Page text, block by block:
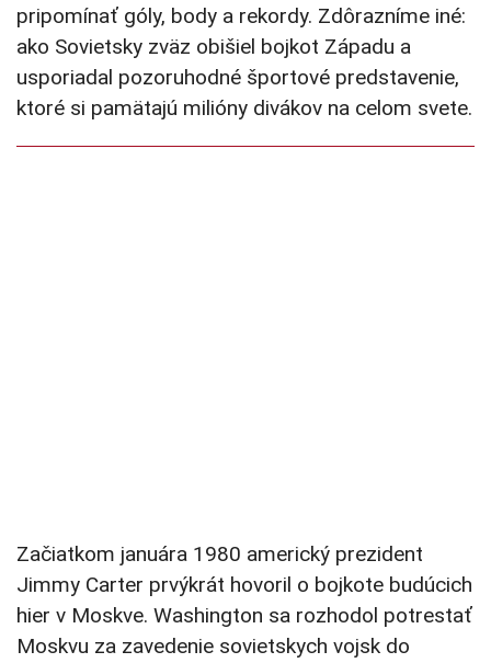
pripomínať góly, body a rekordy. Zdôrazníme iné:
ako Sovietsky zväz obišiel bojkot Západu a
usporiadal pozoruhodné športové predstavenie,
ktoré si pamätajú milióny divákov na celom svete.
Začiatkom januára 1980 americký prezident
Jimmy Carter prvýkrát hovoril o bojkote budúcich
hier v Moskve. Washington sa rozhodol potrestať
Moskvu za zavedenie sovietskych vojsk do